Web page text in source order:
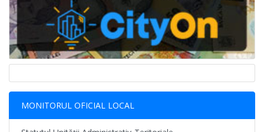
MONITORUL OFICIAL LOCAL